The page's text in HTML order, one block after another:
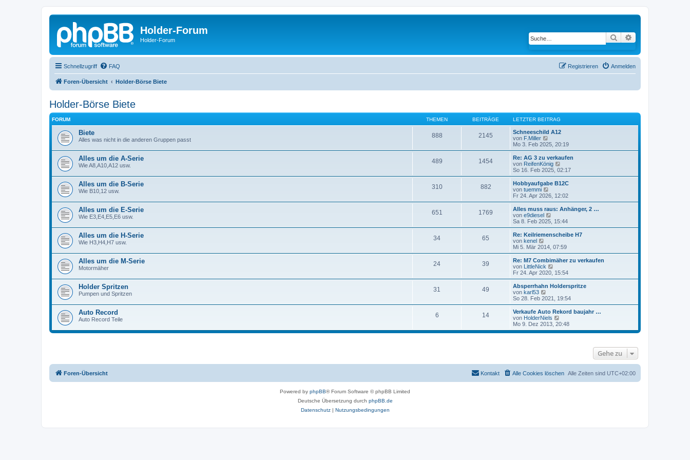
Holder-Forum
Holder-Forum Suche
Schnellzugriff FAQ Anmelden
Registrieren
Foren-Übersicht Holder-Börse Biete
Holder-Börse Biete
FORUM THEMEN BEITRÄGE LETZTER BEITRAG
Biete
Alles was nicht in die anderen Gruppen passt
888 2145
Schneeschild A12
von F.Miller
e
u
e
s
t
e
r
B
e
i
r
a
g
Mo 3. Feb 2025, 20:19
Alles um die A-Serie
Wie A8,A10,A12 usw.
489 1454
Re: AG 3 zu verkaufen
von ReifenKönig
e
u
e
t
e
r
B
e
i
r
a
g
So 16. Feb 2025, 02:17
Alles um die B-Serie
Wie B10,12 usw.
310 882
Hobbyaufgabe B12C
von tuemmi
e
u
e
s
t
e
r
B
e
i
t
r
a
g
Fr 24. Apr 2026, 12:02
Alles um die E-Serie
Wie E3,E4,E5,E6 usw.
651 1769
Alles muss raus: Anhänger, 2 …
von e9diesel
e
u
e
t
e
r
B
e
i
t
r
a
g
Sa 8. Feb 2025, 15:44
Alles um die H-Serie
Wie H3,H4,H7 usw.
34 65
Re: Keilriemenscheibe H7
von kenel
e
u
e
s
t
e
r
B
e
i
r
a
g
Mi 5. Mär 2014, 07:59
Alles um die M-Serie
Motormäher
24 39
Re: M7 Combimäher zu verkaufen
von LittleNick
e
u
e
e
r
B
e
t
Fr 24. Apr 2020, 15:54
Holder Spritzen
Pumpen und Spritzen
31 49
Absperrhahn Holderspritze
von karl53
e
u
e
s
t
e
r
r
a
So 28. Feb 2021, 19:54
Auto Record
Auto Record Teile
6 14
Verkaufe Auto Rekord baujahr …
von HolderNiels
e
u
e
Mo 9. Dez 2013, 20:48
Gehe zu
Foren-Übersicht Alle Zeiten sind UTC+02:00
Alle Cookies löschen
Kontakt
Powered by phpBB® Forum Software © phpBB Limited
Deutsche Übersetzung durch phpBB.de
Datenschutz| Nutzungsbedingungen